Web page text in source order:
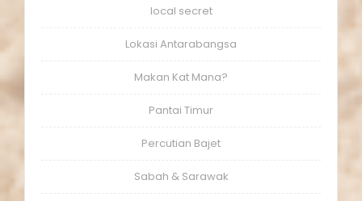
local secret
Lokasi Antarabangsa
Makan Kat Mana?
Pantai Timur
Percutian Bajet
Sabah & Sarawak